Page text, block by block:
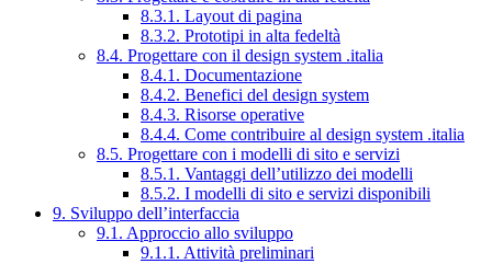
8.3.1. Layout di pagina
8.3.2. Prototipi in alta fedeltà
8.4. Progettare con il design system .italia
8.4.1. Documentazione
8.4.2. Benefici del design system
8.4.3. Risorse operative
8.4.4. Come contribuire al design system .italia
8.5. Progettare con i modelli di sito e servizi
8.5.1. Vantaggi dell’utilizzo dei modelli
8.5.2. I modelli di sito e servizi disponibili
9. Sviluppo dell’interfaccia
9.1. Approccio allo sviluppo
9.1.1. Attività preliminari